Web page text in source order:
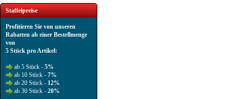
Staffelpreise
Profitieren Sie von unseren
Rabatten ab einer Bestellmenge
von
5 Stück pro Artikel:
ab 5 Stück - 5%
ab 10 Stück - 7%
ab 20 Stück - 12%
ab 30 Stück - 20%